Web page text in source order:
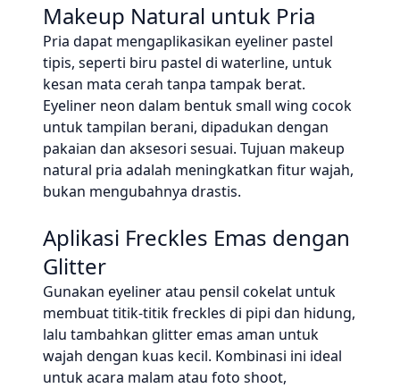
Makeup Natural untuk Pria
Pria dapat mengaplikasikan eyeliner pastel
tipis, seperti biru pastel di waterline, untuk
kesan mata cerah tanpa tampak berat.
Eyeliner neon dalam bentuk small wing cocok
untuk tampilan berani, dipadukan dengan
pakaian dan aksesori sesuai. Tujuan makeup
natural pria adalah meningkatkan fitur wajah,
bukan mengubahnya drastis.
Aplikasi Freckles Emas dengan
Glitter
Gunakan eyeliner atau pensil cokelat untuk
membuat titik-titik freckles di pipi dan hidung,
lalu tambahkan glitter emas aman untuk
wajah dengan kuas kecil. Kombinasi ini ideal
untuk acara malam atau foto shoot,